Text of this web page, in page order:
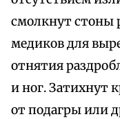
смолкнут стоны
медиков для
отнятия
и ног. Затихнут
от подагры или